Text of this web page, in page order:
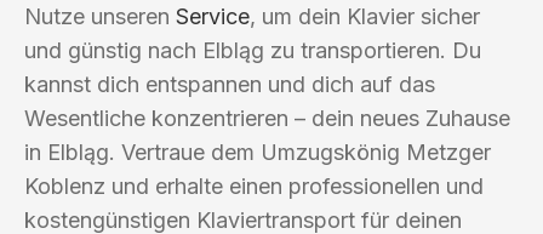
Nutze unseren Service, um dein Klavier sicher
und günstig nach Elbląg zu transportieren. Du
kannst dich entspannen und dich auf das
Wesentliche konzentrieren – dein neues Zuhause
in Elbląg. Vertraue dem Umzugskönig Metzger
Koblenz und erhalte einen professionellen und
kostengünstigen Klaviertransport für deinen